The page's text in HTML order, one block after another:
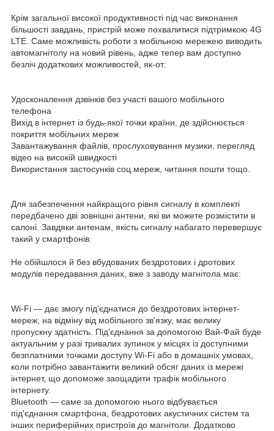
Крім загальної високої продуктивності під час виконання
більшості завдань, пристрій може похвалитися підтримкою 4G
LTE. Саме можливість роботи з мобільною мережею виводить
автомагнітолу на новий рівень, адже тепер вам доступно
безліч додаткових можливостей, як-от:
Удосконалення дзвінків без участі вашого мобільного
телефона
Вихід в інтернет із будь-якої точки країни, де здійснюється
покриття мобільних мереж
Завантажування файлів, прослуховування музики, перегляд
відео на високій швидкості
Використання застосунків соц.мереж, читання пошти тощо.
Для забезпечення найкращого рівня сигналу в комплекті
передбачено дві зовнішні антени, які ви можете розмістити в
салоні. Завдяки антенам, якість сигналу набагато перевершує
такий у смартфонів.
Не обійшлося й без вбудованих бездротових і дротових
модулів передавання даних, вже з заводу магнітола має:
Wi-Fi — дає змогу під'єднатися до бездротових інтернет-
мереж, на відміну від мобільного зв'язку, має велику
пропускну здатність. Під'єднання за допомогою Вай-Фай буде
актуальним у разі тривалих зупинок у місцях із доступними
безплатними точками доступу Wi-Fi або в домашніх умовах,
коли потрібно завантажити великий обсяг даних із мережі
інтернет, що допоможе заощадити трафік мобільного
інтернету.
Bluetooth — саме за допомогою нього відбувається
під'єднання смартфона, бездротових акустичних систем та
інших периферійних пристроїв до магнітоли. Додатково